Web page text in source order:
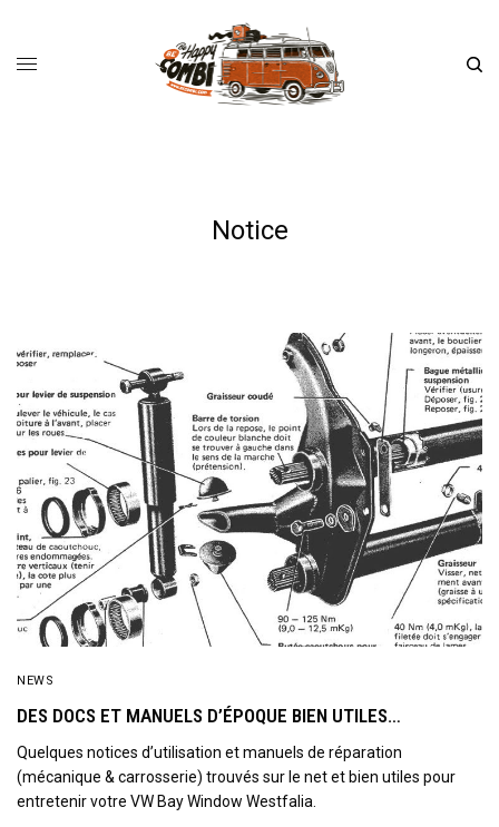
Notice
NEWS
DES DOCS ET MANUELS D’ÉPOQUE BIEN UTILES…
Quelques notices d’utilisation et manuels de réparation
(mécanique & carrosserie) trouvés sur le net et bien utiles pour
entretenir votre VW Bay Window Westfalia.